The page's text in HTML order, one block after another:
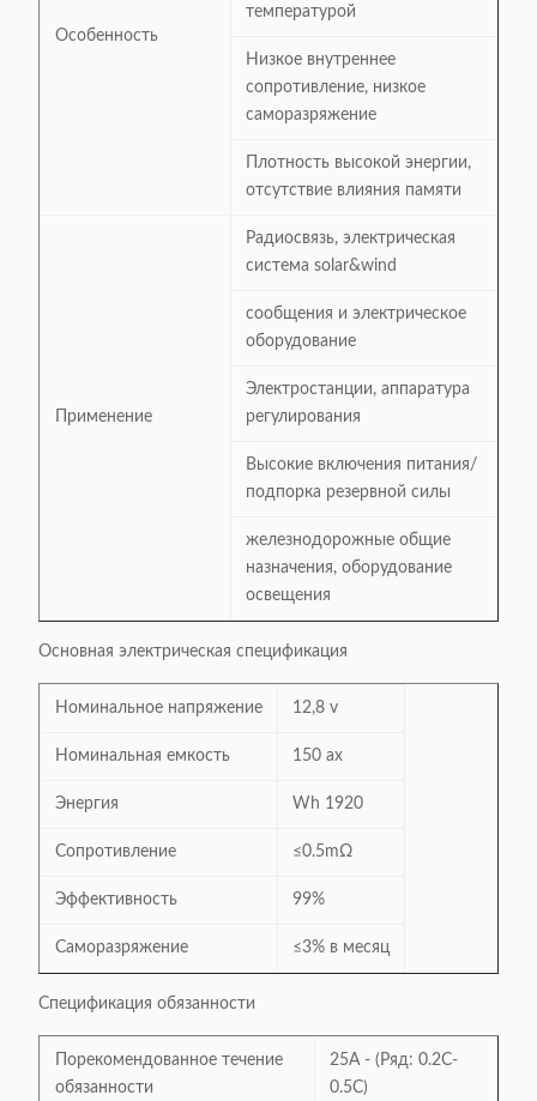
Особенность
температурой
Низкое внутреннее
сопротивление, низкое
саморазряжение
Плотность высокой энергии,
отсутствие влияния памяти
Применение
Радиосвязь, электрическая
система solar&wind
сообщения и электрическое
оборудование
Электростанции, аппаратура
регулирования
Высокие включения питания/
подпорка резервной силы
железнодорожные общие
назначения, оборудование
освещения
Основная электрическая спецификация
Номинальное напряжение 12,8 v
Номинальная емкость 150 ах
Энергия Wh 1920
Сопротивление ≤0.5mΩ
Эффективность 99%
Саморазряжение ≤3% в месяц
Спецификация обязанности
Порекомендованное течение
обязанности
25A - (Ряд: 0.2C-
0.5C)